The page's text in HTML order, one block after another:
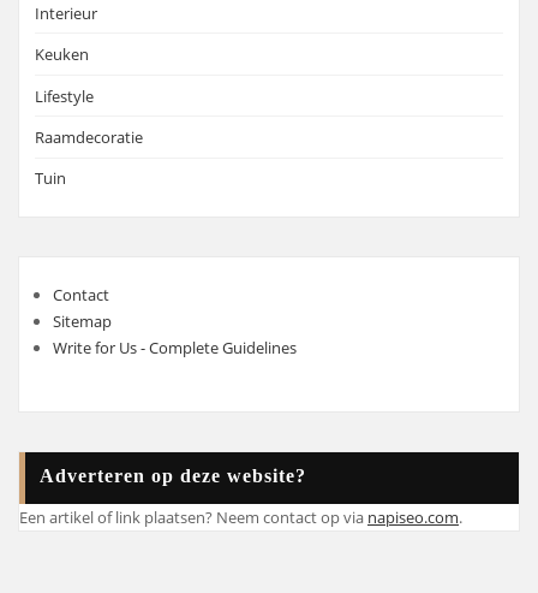
Interieur
Keuken
Lifestyle
Raamdecoratie
Tuin
Contact
Sitemap
Write for Us - Complete Guidelines
Adverteren op deze website?
Een artikel of link plaatsen? Neem contact op via napiseo.com.